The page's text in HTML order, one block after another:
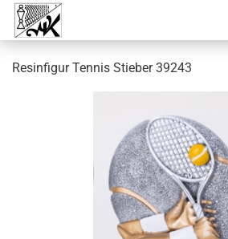
Resinfigur Tennis Stieber 39243